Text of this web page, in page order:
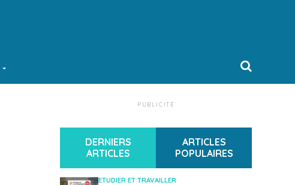
PUBLICITÉ
DERNIERS
ARTICLES
ARTICLES
POPULAIRES
ETUDIER ET TRAVAILLER